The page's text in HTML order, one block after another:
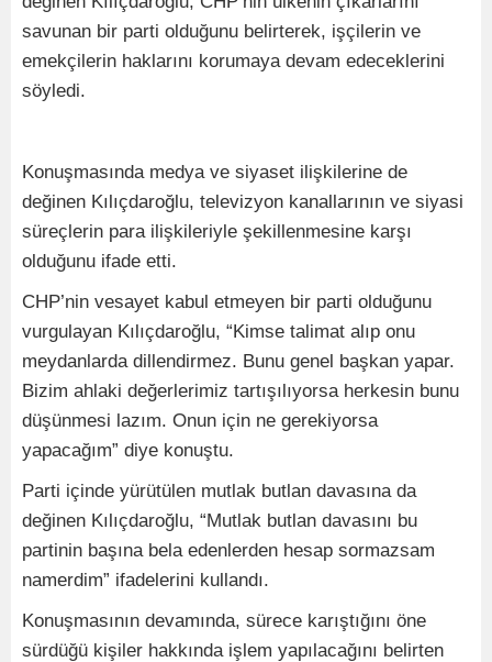
savunan bir parti olduğunu belirterek, işçilerin ve
emekçilerin haklarını korumaya devam edeceklerini
söyledi.
Konuşmasında medya ve siyaset ilişkilerine de
değinen Kılıçdaroğlu, televizyon kanallarının ve siyasi
süreçlerin para ilişkileriyle şekillenmesine karşı
olduğunu ifade etti.
CHP’nin vesayet kabul etmeyen bir parti olduğunu
vurgulayan Kılıçdaroğlu, “Kimse talimat alıp onu
meydanlarda dillendirmez. Bunu genel başkan yapar.
Bizim ahlaki değerlerimiz tartışılıyorsa herkesin bunu
düşünmesi lazım. Onun için ne gerekiyorsa
yapacağım” diye konuştu.
Parti içinde yürütülen mutlak butlan davasına da
değinen Kılıçdaroğlu, “Mutlak butlan davasını bu
partinin başına bela edenlerden hesap sormazsam
namerdim” ifadelerini kullandı.
Konuşmasının devamında, sürece karıştığını öne
sürdüğü kişiler hakkında işlem yapılacağını belirten